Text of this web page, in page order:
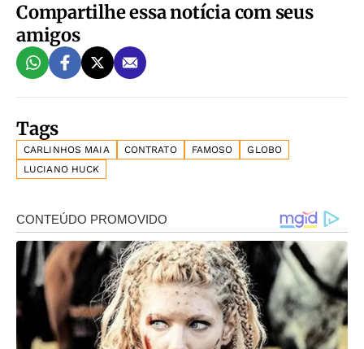
Compartilhe essa notícia com seus
amigos
Tags
CARLINHOS MAIA CONTRATO FAMOSO
GLOBO
LUCIANO HUCK